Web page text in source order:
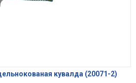
кувалда (20071-2)